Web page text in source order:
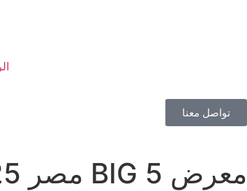
تواصل معنا
معرض BIG 5 مصر 2025